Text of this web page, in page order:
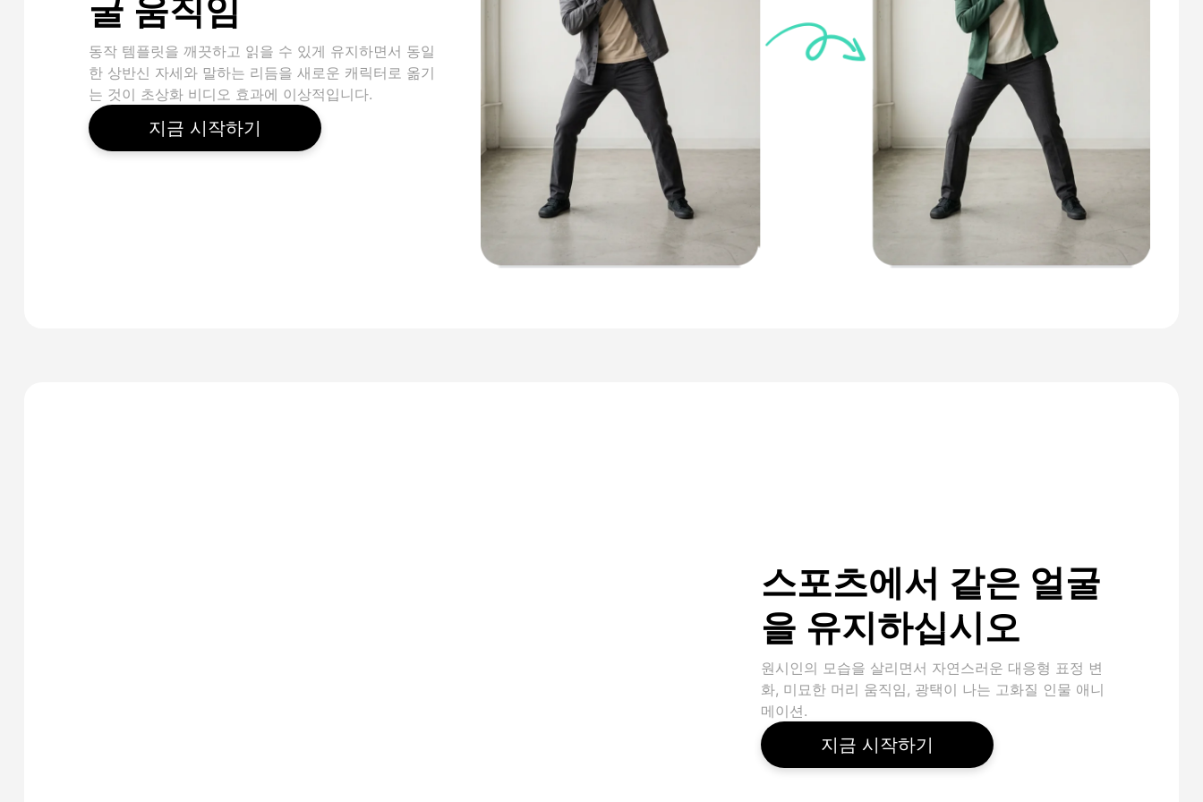
굴 움직임
동작 템플릿을 깨끗하고 읽을 수 있게 유지하면서 동일
한 상반신 자세와 말하는 리듬을 새로운 캐릭터로 옮기
는 것이 초상화 비디오 효과에 이상적입니다.
지금 시작하기
스포츠에서 같은 얼굴
을 유지하십시오
원시인의 모습을 살리면서 자연스러운 대응형 표정 변
화, 미묘한 머리 움직임, 광택이 나는 고화질 인물 애니
메이션.
지금 시작하기